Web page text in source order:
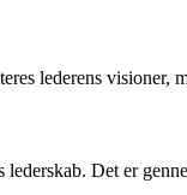
lederens visioner,
Det er